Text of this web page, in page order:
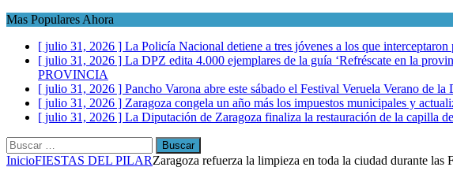
Mas Populares Ahora
[ julio 31, 2026 ] La Policía Nacional detiene a tres jóvenes a los que
[ julio 31, 2026 ] La DPZ edita 4.000 ejemplares de la guía ‘Refréscate en la
PROVINCIA
[ julio 31, 2026 ] Pancho Varona abre este sábado el Festival Veruela Verano de
[ julio 31, 2026 ] Zaragoza congela un año más los impuestos municipales y
[ julio 31, 2026 ] La Diputación de Zaragoza finaliza la restauración de la capilla
Buscar:
InicioFIESTAS DEL PILARZaragoza refuerza la limpieza en toda la ciudad durante las